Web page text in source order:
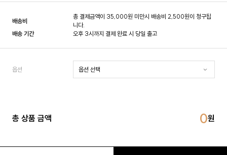
배송비
총 결제금액이 35,000원 미만시 배송비 2,500원이 청구됩
니다.
배송 기간
오후 3시까지 결제 완료 시 당일 출고
옵션
총 상품 금액 0